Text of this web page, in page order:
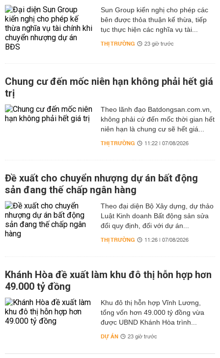
Sun Group kiến nghị cho phép các
bên được thỏa thuận kế thừa, tiếp
tục thực hiện các nghĩa vụ tài...
THỊ TRƯỜNG 23 giờ trước
Chung cư đến mốc niên hạn không phải hết giá
trị
Theo lãnh đạo Batdongsan.com.vn,
không phải cứ đến mốc thời gian hết
niên hạn là chung cư sẽ hết giá...
THỊ TRƯỜNG 11:22 | 07/08/2026
Đề xuất cho chuyển nhượng dự án bất động
sản đang thế chấp ngân hàng
Theo đại diện Bộ Xây dựng, dự thảo
Luật Kinh doanh Bất động sản sửa
đổi quy định, đối với dự án...
THỊ TRƯỜNG 11:26 | 07/08/2026
Khánh Hòa đề xuất làm khu đô thị hỗn hợp hơn
49.000 tỷ đồng
Khu đô thị hỗn hợp Vĩnh Lương,
tổng vốn hơn 49.000 tỷ đồng vừa
được UBND Khánh Hòa trình...
DỰ ÁN 23 giờ trước